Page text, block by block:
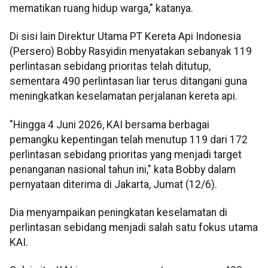
mematikan ruang hidup warga," katanya.
Di sisi lain Direktur Utama PT Kereta Api Indonesia
(Persero) Bobby Rasyidin menyatakan sebanyak 119
perlintasan sebidang prioritas telah ditutup,
sementara 490 perlintasan liar terus ditangani guna
meningkatkan keselamatan perjalanan kereta api.
"Hingga 4 Juni 2026, KAI bersama berbagai
pemangku kepentingan telah menutup 119 dari 172
perlintasan sebidang prioritas yang menjadi target
penanganan nasional tahun ini," kata Bobby dalam
pernyataan diterima di Jakarta, Jumat (12/6).
Dia menyampaikan peningkatan keselamatan di
perlintasan sebidang menjadi salah satu fokus utama
KAI.